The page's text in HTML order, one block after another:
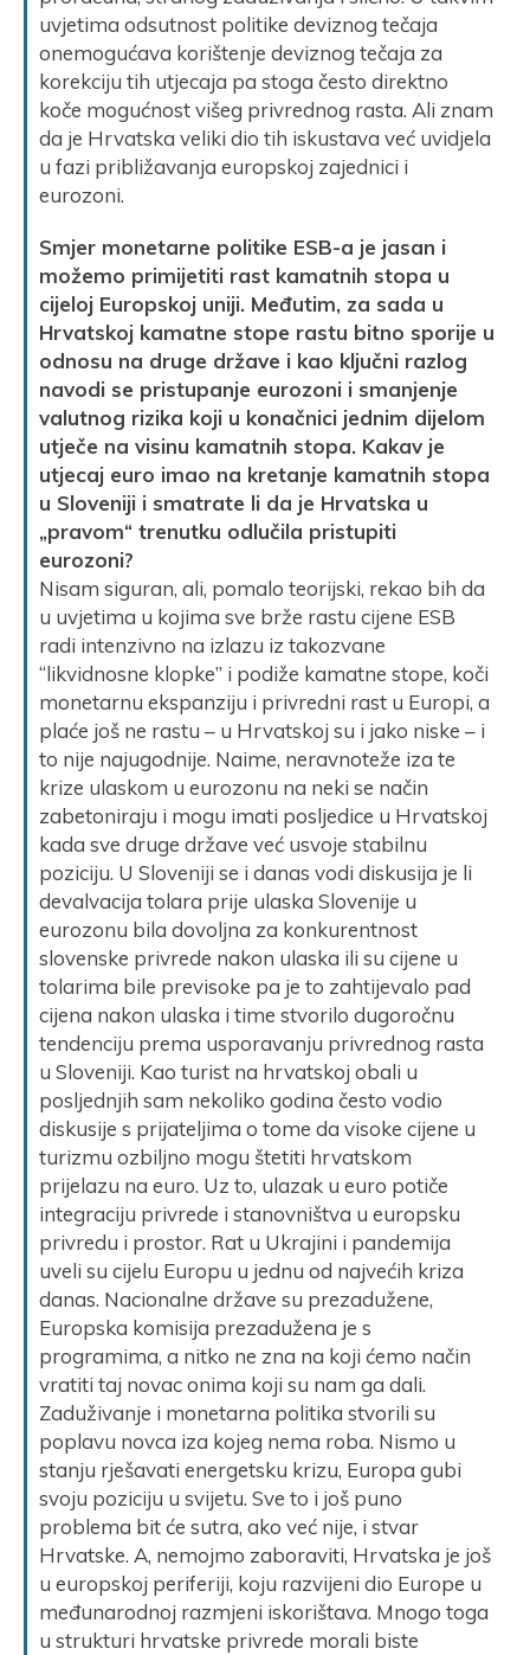
uvjetima odsutnost politike deviznog tečaja
onemogućava korištenje deviznog tečaja za
korekciju tih utjecaja pa stoga često direktno
koče mogućnost višeg privrednog rasta. Ali znam
da je Hrvatska veliki dio tih iskustava već uvidjela
u fazi približavanja europskoj zajednici i
eurozoni.
Smjer monetarne politike ESB-a je jasan i
možemo primijetiti rast kamatnih stopa u
cijeloj Europskoj uniji. Međutim, za sada u
Hrvatskoj kamatne stope rastu bitno sporije u
odnosu na druge države i kao ključni razlog
navodi se pristupanje eurozoni i smanjenje
valutnog rizika koji u konačnici jednim dijelom
utječe na visinu kamatnih stopa. Kakav je
utjecaj euro imao na kretanje kamatnih stopa
u Sloveniji i smatrate li da je Hrvatska u
„pravom“ trenutku odlučila pristupiti
eurozoni?
Nisam siguran, ali, pomalo teorijski, rekao bih da
u uvjetima u kojima sve brže rastu cijene ESB
radi intenzivno na izlazu iz takozvane
“likvidnosne klopke” i podiže kamatne stope, koči
monetarnu ekspanziju i privredni rast u Europi, a
plaće još ne rastu – u Hrvatskoj su i jako niske – i
to nije najugodnije. Naime, neravnoteže iza te
krize ulaskom u eurozonu na neki se način
zabetoniraju i mogu imati posljedice u Hrvatskoj
kada sve druge države već usvoje stabilnu
poziciju. U Sloveniji se i danas vodi diskusija je li
devalvacija tolara prije ulaska Slovenije u
eurozonu bila dovoljna za konkurentnost
slovenske privrede nakon ulaska ili su cijene u
tolarima bile previsoke pa je to zahtijevalo pad
cijena nakon ulaska i time stvorilo dugoročnu
tendenciju prema usporavanju privrednog rasta
u Sloveniji. Kao turist na hrvatskoj obali u
posljednjih sam nekoliko godina često vodio
diskusije s prijateljima o tome da visoke cijene u
turizmu ozbiljno mogu štetiti hrvatskom
prijelazu na euro. Uz to, ulazak u euro potiče
integraciju privrede i stanovništva u europsku
privredu i prostor. Rat u Ukrajini i pandemija
uveli su cijelu Europu u jednu od najvećih kriza
danas. Nacionalne države su prezadužene,
Europska komisija prezadužena je s
programima, a nitko ne zna na koji ćemo način
vratiti taj novac onima koji su nam ga dali.
Zaduživanje i monetarna politika stvorili su
poplavu novca iza kojeg nema roba. Nismo u
stanju rješavati energetsku krizu, Europa gubi
svoju poziciju u svijetu. Sve to i još puno
problema bit će sutra, ako već nije, i stvar
Hrvatske. A, nemojmo zaboraviti, Hrvatska je još
u europskoj periferiji, koju razvijeni dio Europe u
međunarodnoj razmjeni iskorištava. Mnogo toga
u strukturi hrvatske privrede morali biste